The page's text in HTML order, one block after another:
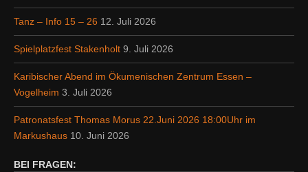
Tanz – Info 15 – 26 12. Juli 2026
Spielplatzfest Stakenholt 9. Juli 2026
Karibischer Abend im Ökumenischen Zentrum Essen –
Vogelheim 3. Juli 2026
Patronatsfest Thomas Morus 22.Juni 2026 18:00Uhr im
Markushaus 10. Juni 2026
BEI FRAGEN: